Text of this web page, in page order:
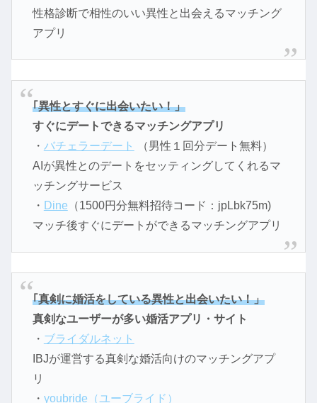
性格診断で相性のいい異性と出会えるマッチング
アプリ
｢異性とすぐに出会いたい！」
すぐにデートできるマッチングアプリ
・ バチェラーデート
（男性１回分デート無料）
AIが異性とのデートをセッティングしてくれるマ
ッチングサービス
・ Dine （1500円分無料招待コード：jpLbk75m)
マッチ後すぐにデートができるマッチングアプリ
｢真剣に婚活をしている異性と出会いたい！」
真剣なユーザーが多い婚活アプリ・サイト
・ ブライダルネット
IBJが運営する真剣な婚活向けのマッチングアプ
リ
・ youbride（ユーブライド）